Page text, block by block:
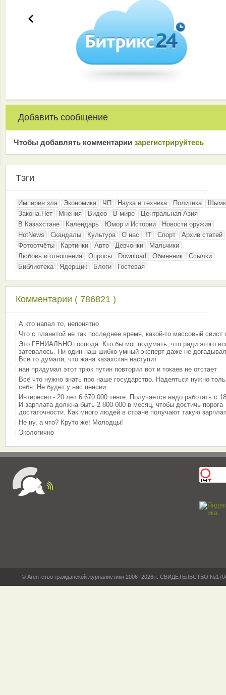
Добавить сообщение
Чтобы добавлять комментарии зарeгиcтрирyйтeсь
Тэги
Империя зла Экономика ЧП Наука и техника Политика
Закона.Нет
Мнения Видео В мире
Центральная Азия
В Казахстане
Календарь Юмор и Истории
Новости оружия
HotNews
Скандалы Культура О нас IT Спорт
Архив статей
Фотоотчёты
Картинки Авто Девчонки
Мальчики
Любовь и отношения
Опросы Download Обменник
Ссылки
Библиотека
Ядерщик Блоги Гостевая
Комментарии ( 786821 )
А кто напал то, непонятно
Что с планетой не так последнее время, какой-то массовый свист
Это ГЕНИАЛЬНО господа. Кто бы мог подумать, что ради этого
затевалось. Ни один наш шибко умный эксперт даже не
Все то думали, что жана казахстан наступит
нан придумал этот трюк путин повторил вот и токаев не отстает
Всё что нужно знать про наше государство. Надеяться нужно
себя. Не будет у нас пенсии.
Интересно - 20 лет 6 670 000 тенге. Получается надо работать с
И зарплата должна быть 2 800 000 в месяц, чтобы достичь порога
достаточности. Как много людей в стране получают такую
Не ну, а что? Круто же! Молодцы!
Экологично
© Агентство гражданской журналистики 2006- 2026гг. СВИДЕТЕЛЬСТВО